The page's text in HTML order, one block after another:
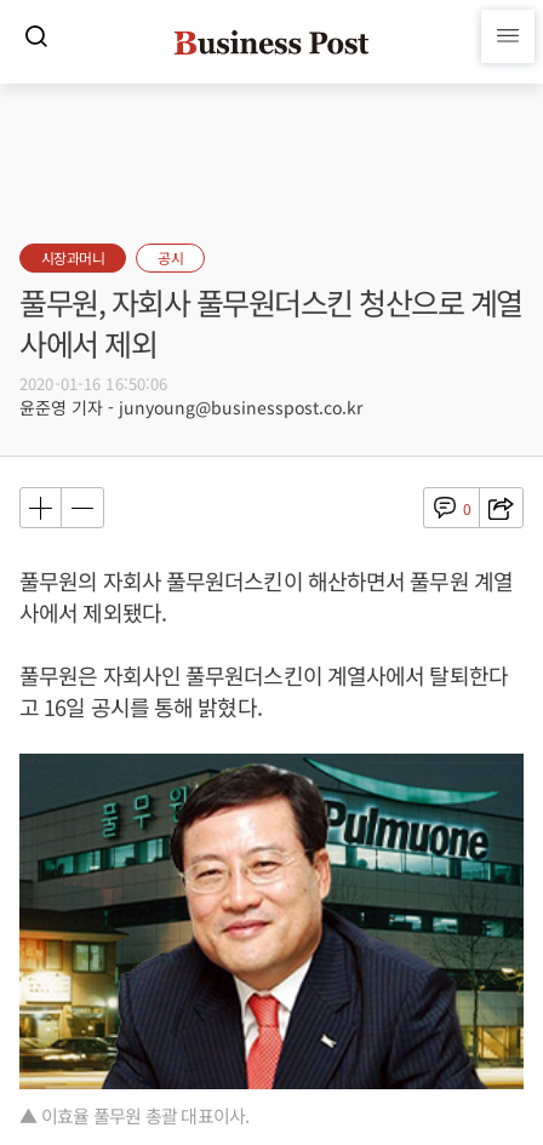
시장과머니 공시
풀무원, 자회사 풀무원더스킨 청산으로 계열
사에서 제외
2020-01-16 16:50:06
윤준영 기자 - junyoung@businesspost.co.kr
0
풀무원의 자회사 풀무원더스킨이 해산하면서 풀무원 계열
사에서 제외됐다.
풀무원은 자회사인 풀무원더스킨이 계열사에서 탈퇴한다
고 16일 공시를 통해 밝혔다.
▲ 이효율 풀무원 총괄 대표이사.